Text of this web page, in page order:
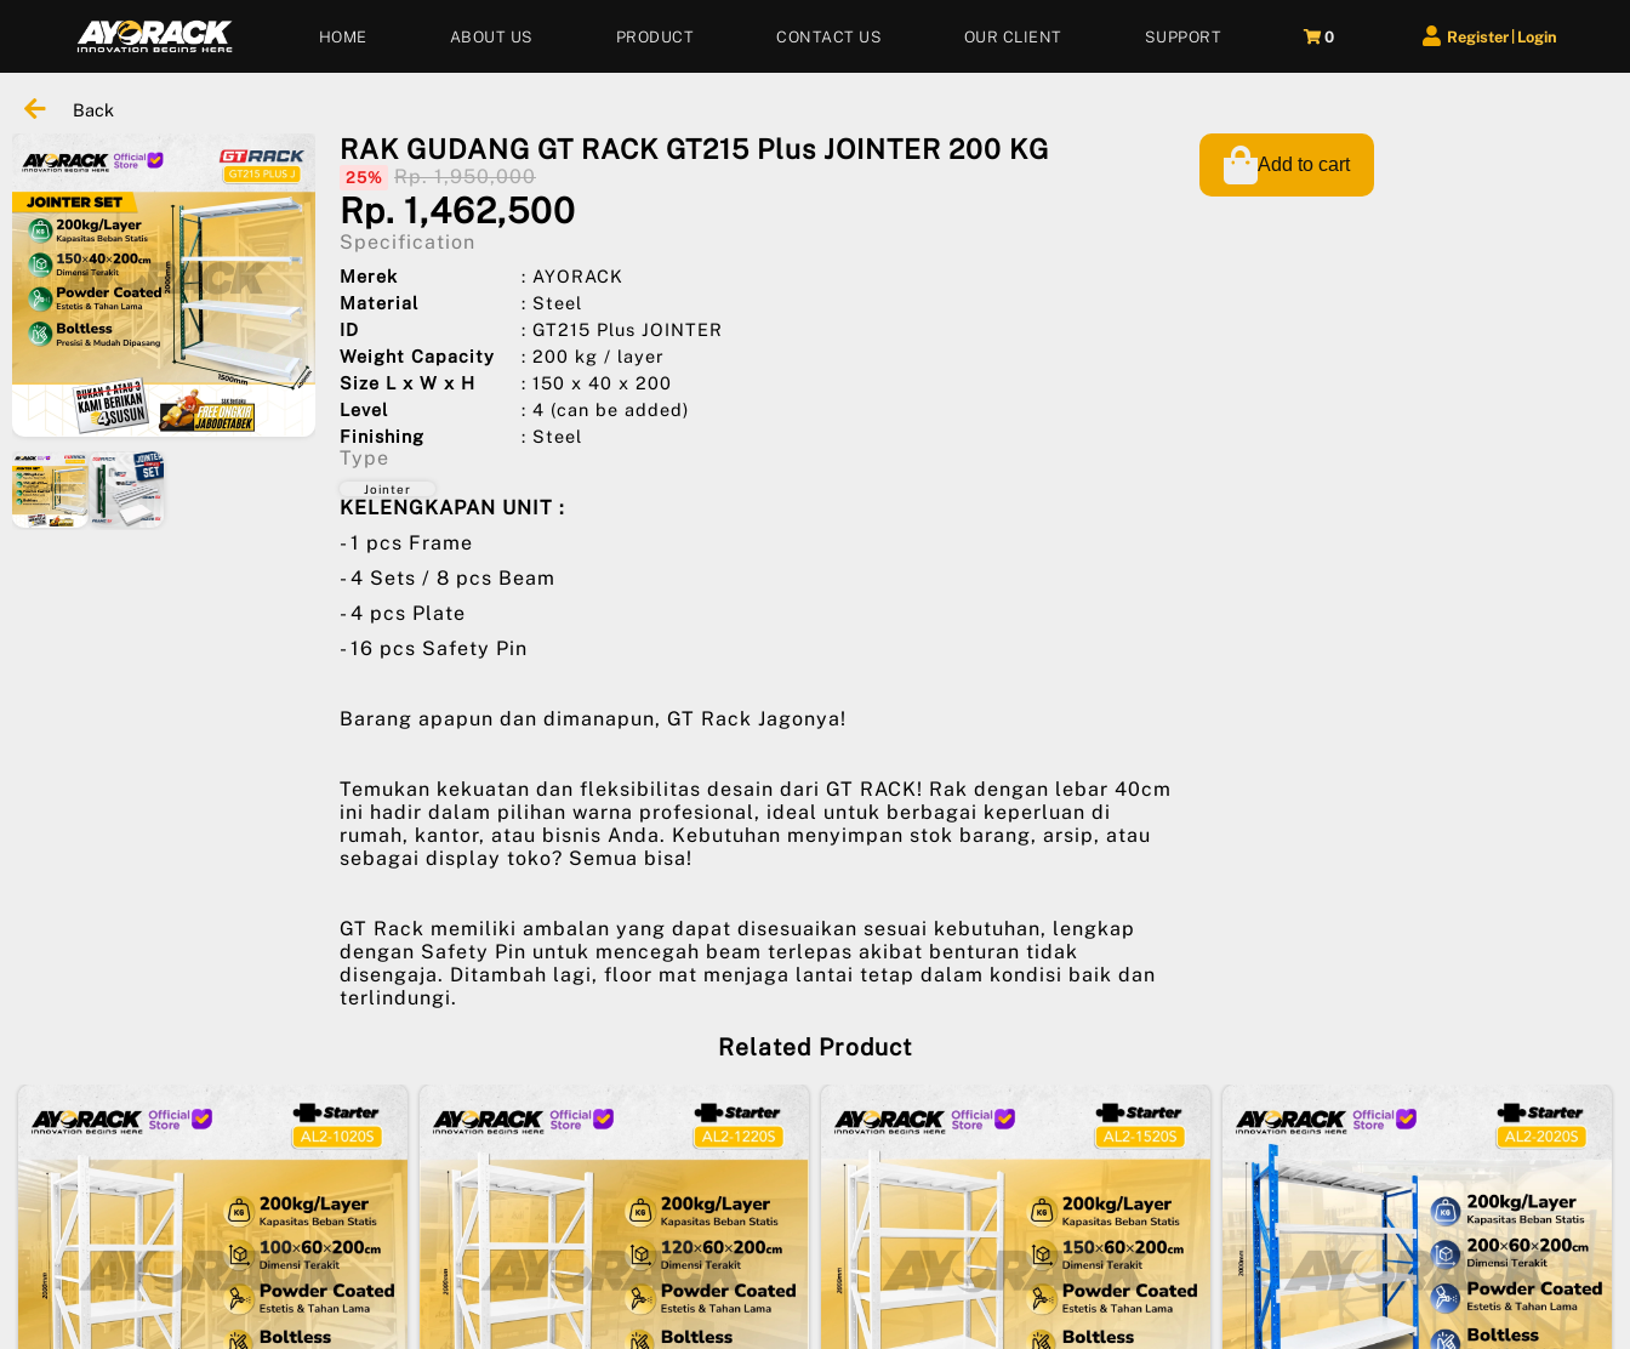
HOME ABOUT US PRODUCT CONTACT US OUR CLIENT SUPPORT 0 Register Login
Back
RAK GUDANG GT RACK GT215 Plus JOINTER 200 KG
25% Rp. 1,950,000
Rp. 1,462,500
Specification
Merek
: AYORACK
Material
: Steel
ID
: GT215 Plus JOINTER
Weight Capacity
: 200 kg / layer
Size L x W x H
: 150 x 40 x 200
Level
: 4 (can be added)
Finishing
: Steel
Type
Jointer
KELENGKAPAN UNIT :
- 1 pcs Frame
- 4 Sets / 8 pcs Beam
- 4 pcs Plate
- 16 pcs Safety Pin
Barang apapun dan dimanapun, GT Rack Jagonya!
Temukan kekuatan dan fleksibilitas desain dari GT RACK! Rak dengan lebar 40cm
ini hadir dalam pilihan warna profesional, ideal untuk berbagai keperluan di
rumah, kantor, atau bisnis Anda. Kebutuhan menyimpan stok barang, arsip, atau
sebagai display toko? Semua bisa!
GT Rack memiliki ambalan yang dapat disesuaikan sesuai kebutuhan, lengkap
dengan Safety Pin untuk mencegah beam terlepas akibat benturan tidak
disengaja. Ditambah lagi, floor mat menjaga lantai tetap dalam kondisi baik dan
terlindungi.
Add to cart
Related Product